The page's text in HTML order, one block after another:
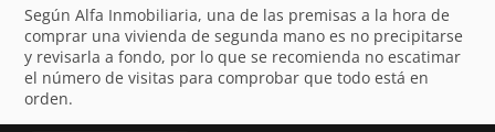
Según Alfa Inmobiliaria, una de las premisas a la hora de
comprar una vivienda de segunda mano es no precipitarse
y revisarla a fondo, por lo que se recomienda no escatimar
el número de visitas para comprobar que todo está en
orden.